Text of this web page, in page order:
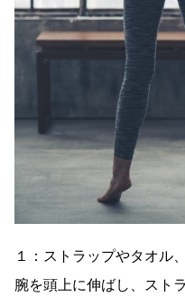
１：ストラップやタオル
腕を頭上に伸ばし、スト